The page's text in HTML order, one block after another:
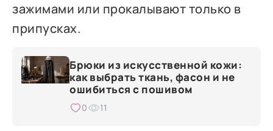
зажимами или прокалывают только в
припусках.
Брюки из искусственной кожи:
как выбрать ткань, фасон и не
ошибиться с пошивом
0 11